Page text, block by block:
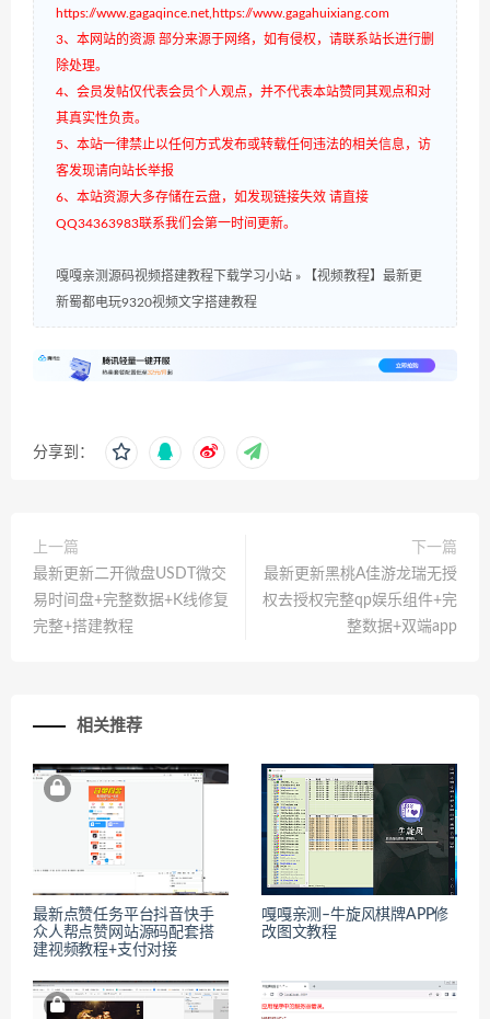
https://www.gagaqince.net,https://www.gagahuixiang.com
3、本网站的资源 部分来源于网络，如有侵权，请联系站长进行删
除处理。
4、会员发帖仅代表会员个人观点，并不代表本站赞同其观点和对
其真实性负责。
5、本站一律禁止以任何方式发布或转载任何违法的相关信息，访
客发现请向站长举报
6、本站资源大多存储在云盘，如发现链接失效 请直接
QQ34363983联系我们会第一时间更新。
嘎嘎亲测源码视频搭建教程下载学习小站 »
【视频教程】最新更
新蜀都电玩9320视频文字搭建教程
分享到：
上一篇
最新更新二开微盘USDT微交
易时间盘+完整数据+K线修复
完整+搭建教程
下一篇
最新更新黑桃A佳游龙瑞无授
权去授权完整qp娱乐组件+完
整数据+双端app
相关推荐
最新点赞任务平台抖音快手
众人帮点赞网站源码配套搭
建视频教程+支付对接
嘎嘎亲测–牛旋风棋牌APP修
改图文教程